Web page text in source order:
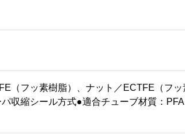
（フッ素樹脂）、ナット／ECTFE（フッ
収縮シール方式●適合チューブ材質：